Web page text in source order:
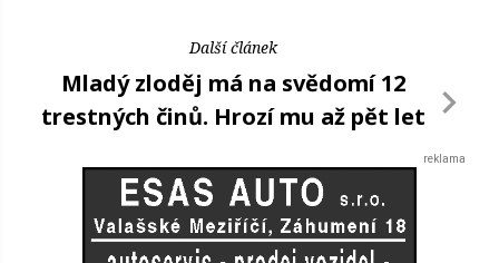
Další článek
Mladý zloděj má na svědomí 12
trestných činů. Hrozí mu až pět let